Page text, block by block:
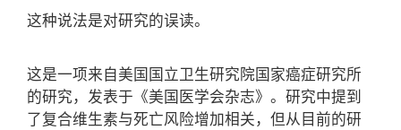
这种说法是对研究的误读。
这是一项来自美国国立卫生研究院国家癌症研究所
的研究，发表于《美国医学会杂志》。研究中提到
了复合维生素与死亡风险增加相关，但从目前的研